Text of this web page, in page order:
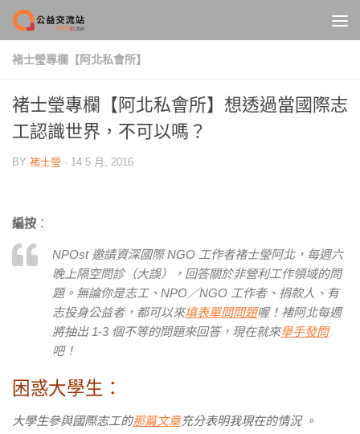
Skip to content
褚士瑩專欄【阿北私會所】
褚士瑩專欄【阿北私會所】想透過當國際志
工認識世界，不可以嗎？
BY 褚士瑩 · 14 5 月, 2016
編按 ：
NPOst 邀請資深國際 NGO 工作者褚士瑩阿北，每週六
晚上隔空問診（大誤），回答關於非營利工作領域的問
題。無論你是志工、NPO／NGO 工作者、捐款人、有
志投身公益者，都可以來填表單問問題喔！褚阿北每週
將抽出 1-3 個不等的問題來回答，現在就來舉手發問
吧！
困惑大學生：
大學生參與國際志工的那篇文章充分表明我現在的情況 。